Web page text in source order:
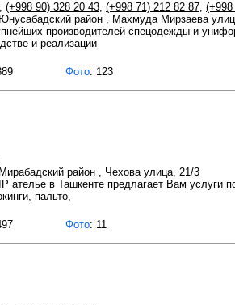
, (+998 90) 328 20 43, (+998 71) 212 82 87,
Юнусабадский район , Махмуда Мирзаева
производителей спецодежды и
и реализации
Фото: 123
район , Чехова улица, 21/3
ателье в Ташкенте предлагает Вам
пальто,
Фото: 11